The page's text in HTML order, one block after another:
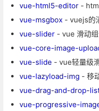
vue-html5-editor-
vue-msgbox - vuejs的
vue-slider- vue 滑动
vue-core-image-
vue-slide - vue轻量级
vue-lazyload-img - 移
vue-drag-and-drop-
vue-progressive-